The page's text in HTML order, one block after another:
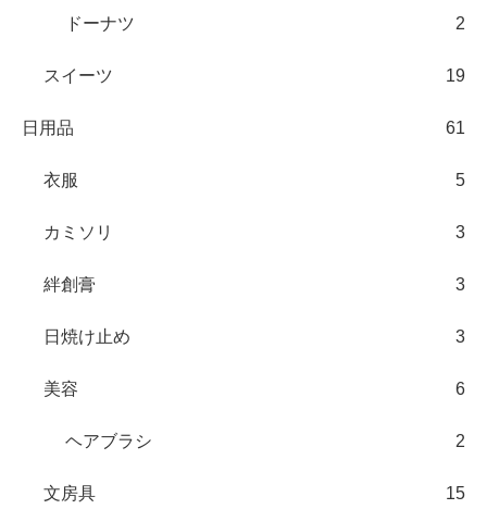
ドーナツ 2
スイーツ 19
日用品 61
衣服 5
カミソリ 3
絆創膏 3
日焼け止め 3
美容 6
ヘアブラシ 2
文房具 15